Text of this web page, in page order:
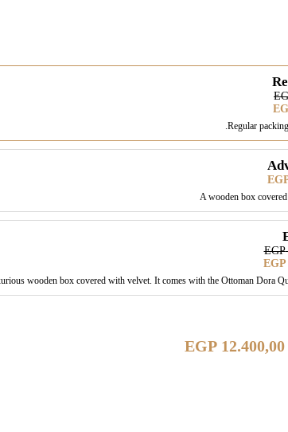
Regular
A wooden box
EGP
EGP
wooden box covered with velvet. It comes with the Ottoman Dora
12.400,00
EGP